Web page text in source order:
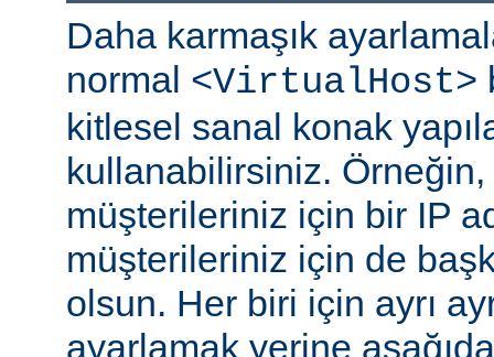
Daha karmaşık
normal <VirtualHost>
kitlesel sanal konak
kullanabilirsiniz.
müşterileriniz için bir IP
müşterileriniz için de
olsun. Her biri için ayrı
ayarlamak yerine